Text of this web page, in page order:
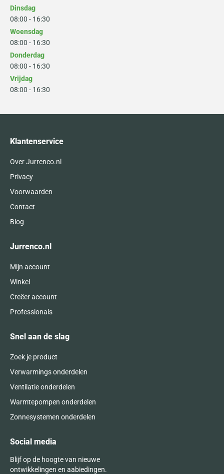
Dinsdag
08:00 - 16:30
Woensdag
08:00 - 16:30
Donderdag
08:00 - 16:30
Vrijdag
08:00 - 16:30
Klantenservice
Over Jurrenco.nl
Privacy
Voorwaarden
Contact
Blog
Jurrenco.nl
Mijn account
Winkel
Creëer account
Professionals
Snel aan de slag
Zoek je product
Verwarmings onderdelen
Ventilatie onderdelen
Warmtepompen onderdelen
Zonnesystemen onderdelen
Social media
Blijf op de hoogte van nieuwe
ontwikkelingen en aabiedingen.